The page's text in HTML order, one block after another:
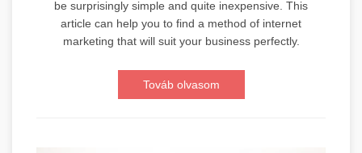
be surprisingly simple and quite inexpensive. This
article can help you to find a method of internet
marketing that will suit your business perfectly.
Továb olvasom